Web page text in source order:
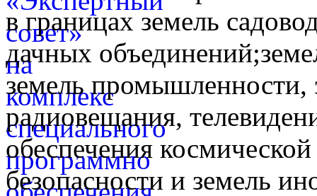
в границах земель
дачных
земель промышленности,
радиовещания,
обеспечения
безопасности и земель